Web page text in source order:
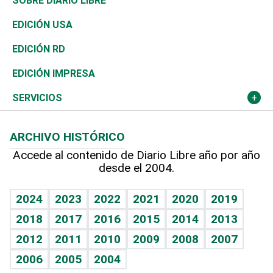
Reportajes
África
Ocenanía
Caribe
Resto del mundo
Vivienda
Telecom.
Global y variable
Economía personal
Buena Vida
Sociales
Novedades
Podcast Arte Libre
Hablando con el pediatra
Vida y familia
Eñe
Celebrando la vida
Sin complejos
Ciclismo
Tenis
Olimpismo
Más deportes
Línea de hit
TBT Deportivo
En Directo
El Espía
Noticiero Poteleche
Columnistas
Tecnología
Historia
Martes de tecnología
Cambio climático
Economía
Revista
Deportes
Opinión
Hecho en casa
Guía del dinero
EDICIÓN USA
EDICIÓN RD
EDICIÓN IMPRESA
SERVICIOS
Cumpleaños
Horóscopos
Crucigramas
ARCHIVO HISTÓRICO
Accede al contenido de Diario Libre año por año
desde el 2004.
2024 2023 2022 2021 2020
2019
2018
2017 2016 2015 2014
2013
2012
2011 2010 2009 2008
2007
2006
2005 2004